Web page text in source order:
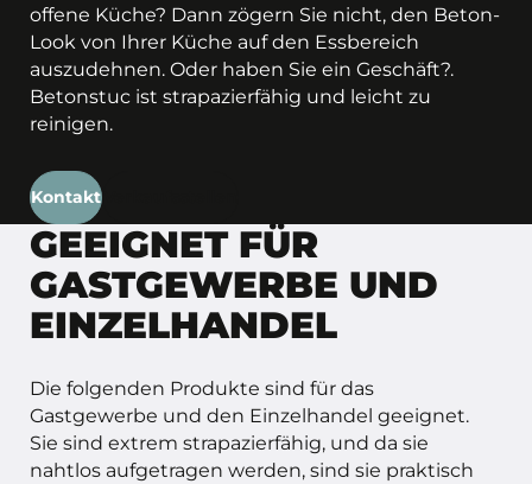
offene Küche? Dann zögern Sie nicht, den Beton-
Look von Ihrer Küche auf den Essbereich
auszudehnen. Oder haben Sie ein Geschäft?.
Betonstuc ist strapazierfähig und leicht zu
reinigen.
Kontakt
GEEIGNET FÜR
GASTGEWERBE UND
EINZELHANDEL
Die folgenden Produkte sind für das
Gastgewerbe und den Einzelhandel geeignet.
Sie sind extrem strapazierfähig, und da sie
nahtlos aufgetragen werden, sind sie praktisch